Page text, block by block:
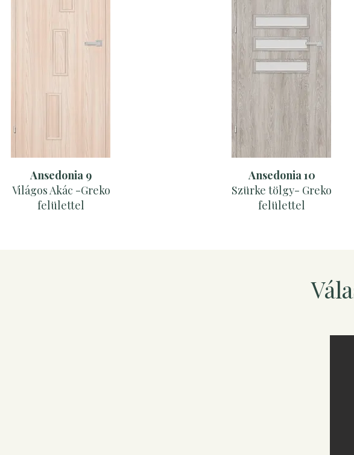
Ansedonia 9
Világos Akác -Greko
felülettel
Ansedonia 10
Szürke tölgy- Greko
felülettel